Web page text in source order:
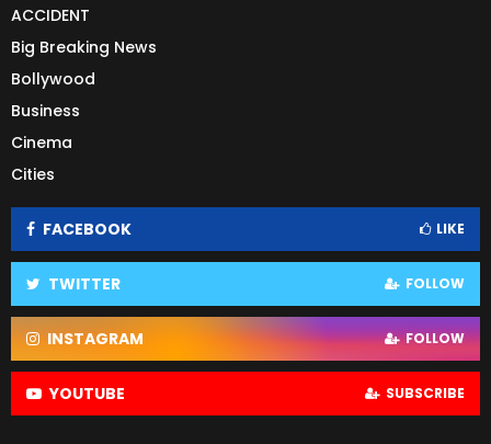
ACCIDENT
Big Breaking News
Bollywood
Business
Cinema
Cities
FACEBOOK LIKE
TWITTER FOLLOW
INSTAGRAM FOLLOW
YOUTUBE SUBSCRIBE